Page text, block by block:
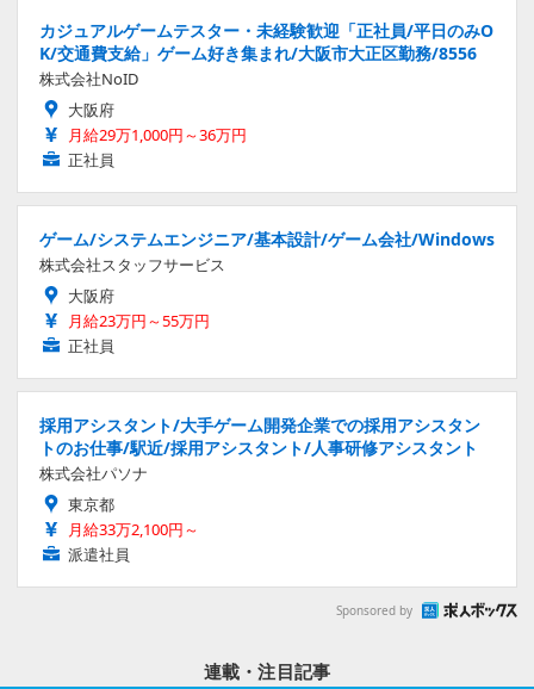
カジュアルゲームテスター・未経験歓迎「正社員/平日のみO
K/交通費支給」ゲーム好き集まれ/大阪市大正区勤務/8556
株式会社NoID
大阪府
月給29万1,000円～36万円
正社員
ゲーム/システムエンジニア/基本設計/ゲーム会社/Windows
株式会社スタッフサービス
大阪府
月給23万円～55万円
正社員
採用アシスタント/大手ゲーム開発企業での採用アシスタン
トのお仕事/駅近/採用アシスタント/人事研修アシスタント
株式会社パソナ
東京都
月給33万2,100円～
派遣社員
Sponsored by
連載・注目記事